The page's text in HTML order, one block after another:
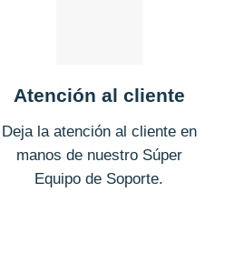
Atención al cliente
Deja la atención al cliente en
manos de nuestro Súper
Equipo de Soporte.